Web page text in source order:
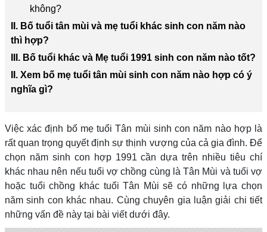
không?
II. Bố tuổi tân mùi và mẹ tuổi khác sinh con năm nào
thì hợp?
III. Bố tuổi khác và Mẹ tuổi 1991 sinh con năm nào tốt?
II. Xem bố mẹ tuổi tân mùi sinh con năm nào hợp có ý
nghĩa gì?
Việc xác định bố mẹ tuổi Tân mùi sinh con năm nào hợp là
rất quan trọng quyết định sự thịnh vượng của cả gia đình. Để
chọn năm sinh con hợp 1991 cần dựa trên nhiều tiêu chí
khác nhau nên nếu tuổi vợ chồng cùng là Tân Mùi và tuổi vợ
hoặc tuổi chồng khác tuổi Tân Mùi sẽ có những lựa chọn
năm sinh con khác nhau. Cùng chuyên gia luận giải chi tiết
những vấn đề này tại bài viết dưới đây.